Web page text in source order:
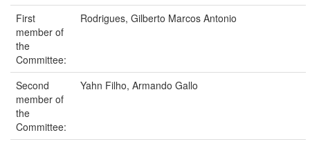
First
member of
the
Committee:
Rodrigues, Gilberto Marcos Antonio
Second
member of
the
Committee:
Yahn Filho, Armando Gallo